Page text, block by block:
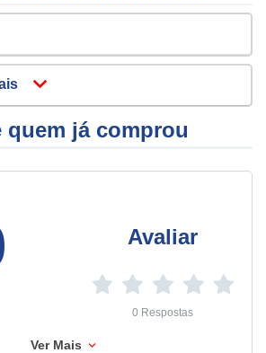
quem já comprou
Avaliar
0 Respostas
Ver Mais